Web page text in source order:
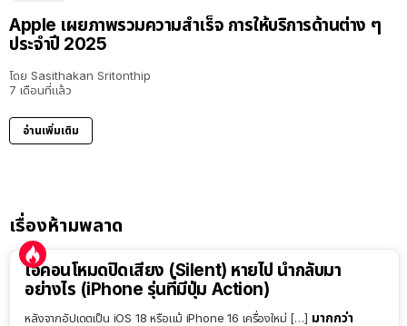
Apple เผยภาพรวมความสำเร็จ การให้บริการด้านต่าง ๆ
ประจำปี 2025
โดย Sasithakan Sritonthip
7 เดือนที่แล้ว
อ่านเพิ่มเติม
เรื่องห้ามพลาด
ไอคอนโหมดปิดเสียง (Silent) หายไป นำกลับมา
อย่างไร (iPhone รุ่นที่มีปุ่ม Action)
หลังจากอัปเดตเป็น iOS 18 หรือแม้ iPhone 16 เครื่องใหม่ […] มากกว่า